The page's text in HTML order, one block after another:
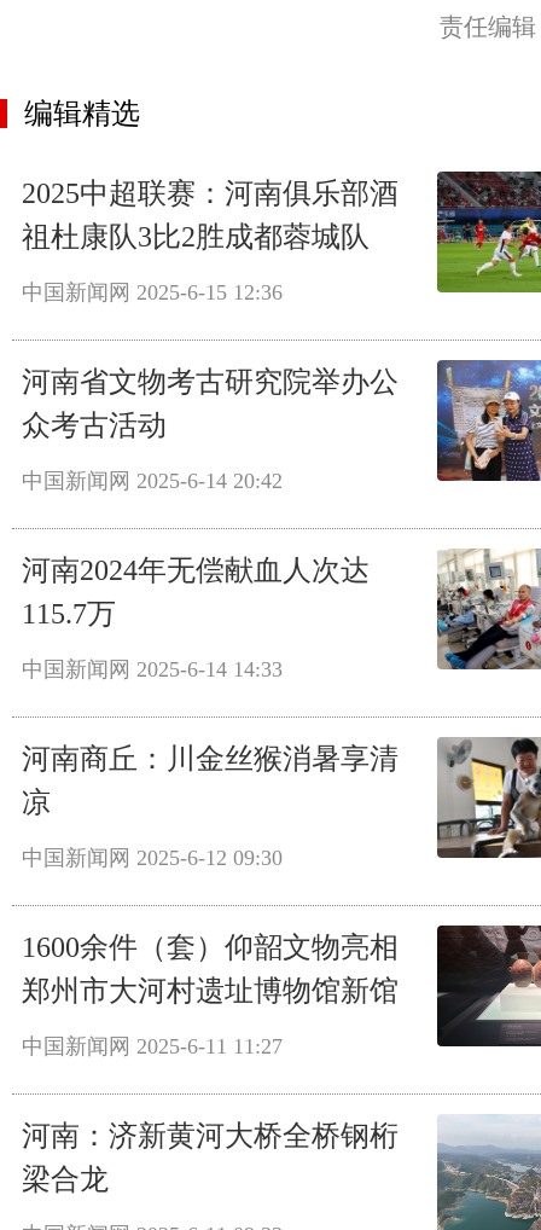
责任编
编辑精选
2025中超联赛：河南俱乐部酒
祖杜康队3比2胜成都蓉城队
中国新闻网 2025-6-15 12:36
河南省文物考古研究院举办公
众考古活动
中国新闻网 2025-6-14 20:42
河南2024年无偿献血人次达
115.7万
中国新闻网 2025-6-14 14:33
河南商丘：川金丝猴消暑享清
凉
中国新闻网 2025-6-12 09:30
1600余件（套）仰韶文物亮相
郑州市大河村遗址博物馆新馆
中国新闻网 2025-6-11 11:27
河南：济新黄河大桥全桥钢桁
梁合龙